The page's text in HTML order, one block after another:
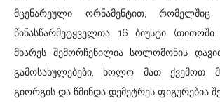
მცენარეული ორნამენტით,
წინასწარმეტყველთა 16 ბიუსტი
მხარეს შემორჩენილია სოლომონის
გამოსახულებები, ხოლო მათ ქვემოთ
გიორგის და წმინდა დემეტრეს ფიგურებია